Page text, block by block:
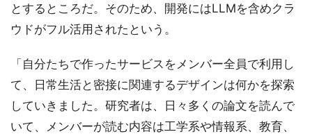
とするところだ。そのため、開発にはLLMを含めクラ
ウドがフル活用されたという。
「自分たちで作ったサービスをメンバー全員で利用し
て、日常生活と密接に関連するデザインは何かを探索
していきました。研究者は、日々多くの論文を読んで
いて、メンバーが読む内容は工学系や情報系、教育、